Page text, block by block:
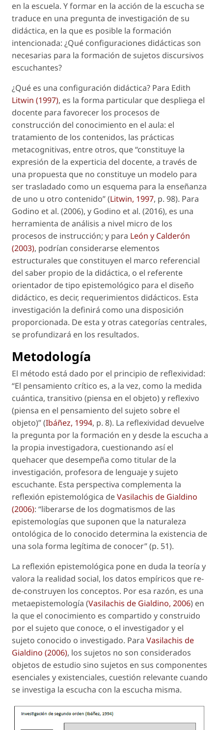
en la escuela. Y formar en la acción de la escucha se
traduce en una pregunta de investigación de su
didáctica, en la que es posible la formación
intencionada: ¿Qué configuraciones didácticas son
necesarias para la formación de sujetos discursivos
escuchantes?
¿Qué es una configuración didáctica? Para Edith
Litwin (1997), es la forma particular que despliega el
docente para favorecer los procesos de
construcción del conocimiento en el aula: el
tratamiento de los contenidos, las prácticas
metacognitivas, entre otros, que “constituye la
expresión de la experticia del docente, a través de
una propuesta que no constituye un modelo para
ser trasladado como un esquema para la enseñanza
de uno u otro contenido” (Litwin, 1997, p. 98). Para
Godino et al. (2006), y Godino et al. (2016), es una
herramienta de análisis a nivel micro de los
procesos de instrucción; y para León y Calderón
(2003), podrían considerarse elementos
estructurales que constituyen el marco referencial
del saber propio de la didáctica, o el referente
orientador de tipo epistemológico para el diseño
didáctico, es decir, requerimientos didácticos. Esta
investigación la definirá como una disposición
proporcionada. De esta y otras categorías centrales,
se profundizará en los resultados.
Metodología
El método está dado por el principio de reflexividad:
“El pensamiento crítico es, a la vez, como la medida
cuántica, transitivo (piensa en el objeto) y reflexivo
(piensa en el pensamiento del sujeto sobre el
objeto)” (Ibáñez, 1994, p. 8). La reflexividad devuelve
la pregunta por la formación en y desde la escucha a
la propia investigadora, cuestionando así el
quehacer que desempeña como titular de la
investigación, profesora de lenguaje y sujeto
escuchante. Esta perspectiva complementa la
reflexión epistemológica deVasilachis de Gialdino
(2006): “liberarse de los dogmatismos de las
epistemologías que suponen que la naturaleza
ontológica de lo conocido determina la existencia de
una sola forma legítima de conocer” (p. 51).
La reflexión epistemológica pone en duda la teoría y
valora la realidad social, los datos empíricos que re-
de-construyen los conceptos. Por esa razón, es una
metaepistemología (Vasilachis de Gialdino, 2006) en
la que el conocimiento es compartido y construido
por el sujeto que conoce, o el investigador y el
sujeto conocido o investigado. Para Vasilachis de
Gialdino (2006), los sujetos no son considerados
objetos de estudio sino sujetos en sus componentes
esenciales y existenciales, cuestión relevante cuando
se investiga la escucha con la escucha misma.